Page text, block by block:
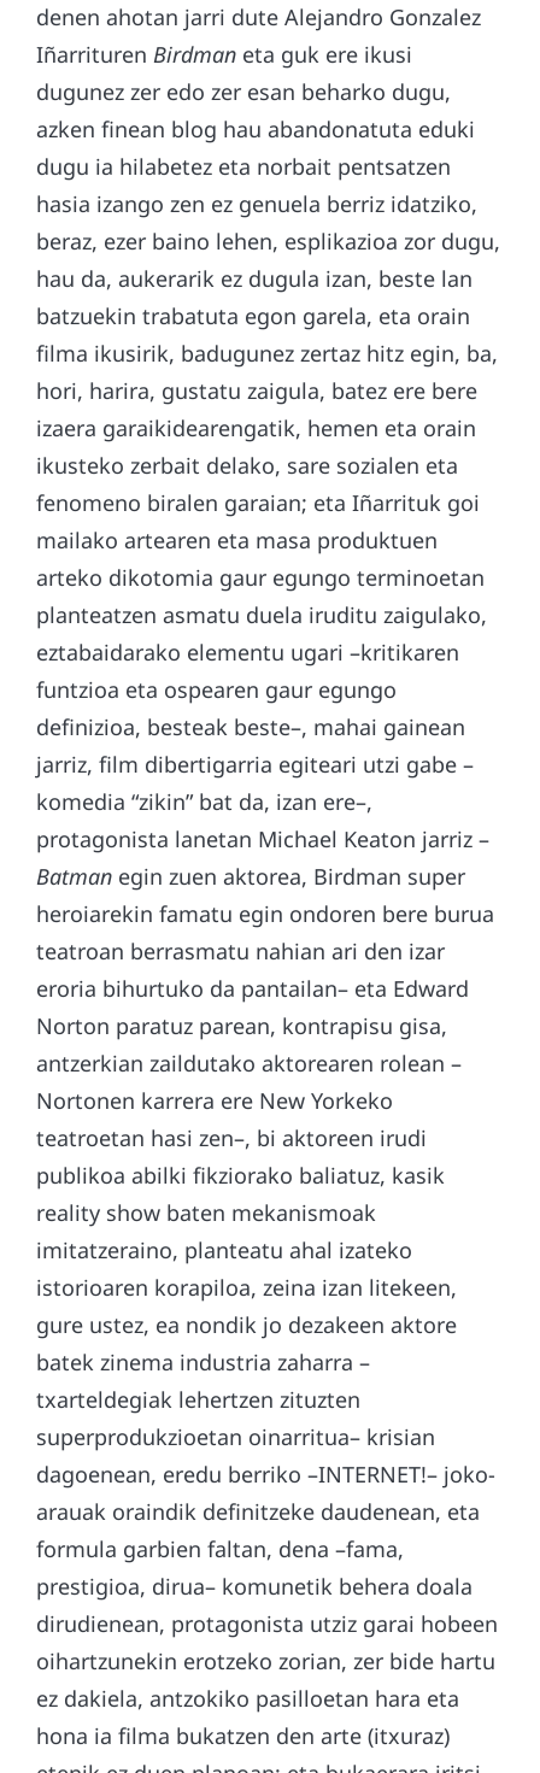
denen ahotan jarri dute Alejandro Gonzalez
Iñarrituren Birdman eta guk ere ikusi
dugunez zer edo zer esan beharko dugu,
azken finean blog hau abandonatuta eduki
dugu ia hilabetez eta norbait pentsatzen
hasia izango zen ez genuela berriz idatziko,
beraz, ezer baino lehen, esplikazioa zor dugu,
hau da, aukerarik ez dugula izan, beste lan
batzuekin trabatuta egon garela, eta orain
filma ikusirik, badugunez zertaz hitz egin, ba,
hori, harira, gustatu zaigula, batez ere bere
izaera garaikidearengatik, hemen eta orain
ikusteko zerbait delako, sare sozialen eta
fenomeno biralen garaian; eta Iñarrituk goi
mailako artearen eta masa produktuen
arteko dikotomia gaur egungo terminoetan
planteatzen asmatu duela iruditu zaigulako,
eztabaidarako elementu ugari –kritikaren
funtzioa eta ospearen gaur egungo
definizioa, besteak beste–, mahai gainean
jarriz, film dibertigarria egiteari utzi gabe –
komedia “zikin” bat da, izan ere–,
protagonista lanetan Michael Keaton jarriz –
Batman egin zuen aktorea, Birdman super
heroiarekin famatu egin ondoren bere burua
teatroan berrasmatu nahian ari den izar
eroria bihurtuko da pantailan– eta Edward
Norton paratuz parean, kontrapisu gisa,
antzerkian zaildutako aktorearen rolean –
Nortonen karrera ere New Yorkeko
teatroetan hasi zen–, bi aktoreen irudi
publikoa abilki fikziorako baliatuz, kasik
reality show baten mekanismoak
imitatzeraino, planteatu ahal izateko
istorioaren korapiloa, zeina izan litekeen,
gure ustez, ea nondik jo dezakeen aktore
batek zinema industria zaharra –
txarteldegiak lehertzen zituzten
superprodukzioetan oinarritua– krisian
dagoenean, eredu berriko –INTERNET!– joko-
arauak oraindik definitzeke daudenean, eta
formula garbien faltan, dena –fama,
prestigioa, dirua– komunetik behera doala
dirudienean, protagonista utziz garai hobeen
oihartzunekin erotzeko zorian, zer bide hartu
ez dakiela, antzokiko pasilloetan hara eta
hona ia filma bukatzen den arte (itxuraz)